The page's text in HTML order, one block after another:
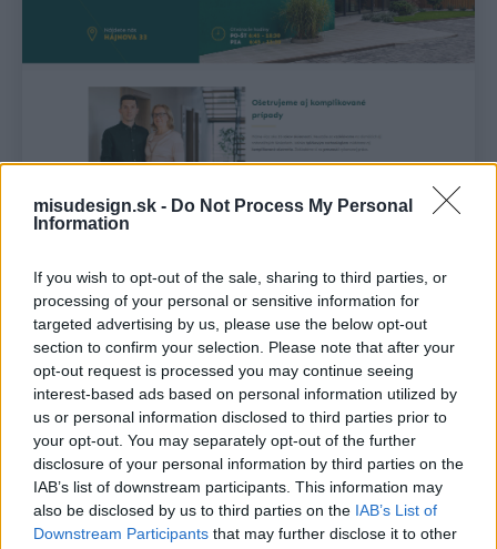
misudesign.sk - Do Not Process My Personal
Information
If you wish to opt-out of the sale, sharing to third parties, or
processing of your personal or sensitive information for
targeted advertising by us, please use the below opt-out
section to confirm your selection. Please note that after your
opt-out request is processed you may continue seeing
interest-based ads based on personal information utilized by
us or personal information disclosed to third parties prior to
your opt-out. You may separately opt-out of the further
disclosure of your personal information by third parties on the
IAB’s list of downstream participants. This information may
also be disclosed by us to third parties on the IAB’s List of
Downstream Participants that may further disclose it to other